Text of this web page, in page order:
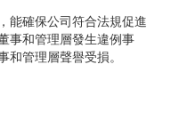
能確保公司符合法規促進
事和管理層發生違例事
和管理層聲譽受損。